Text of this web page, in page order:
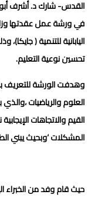
القدس- شارك د. أشرف أبو
في ورشة عمل عقدتها
اليابانية للتنمية(جايكا)،
تحسين نوعية التعليم.
وهدفت الورشة للتعريف
العلوم والرياضيات
القيم والاتجاهات
المشكلات‘وبحيث يبني
حيث قام وفد من الخبراء